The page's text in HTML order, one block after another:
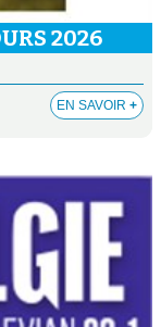
2026
EN SAVOIR +